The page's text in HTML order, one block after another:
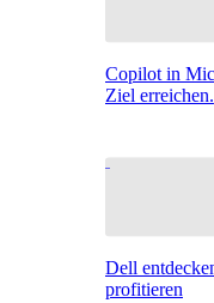
Copilot in
Ziel erreichen.
Dell
profitieren